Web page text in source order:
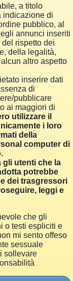
a titolo
indicazione di
pubblico, al
annunci inseriti
rispetto dei
della legalità,
altro aspetto
inserire dati
di
pubblicare
ai maggiori di
utilizzare il
i loro
della
computer di
gli utenti che la
potrebbe
dei trasgressori
leggi e
che gli
o testi espliciti e
mi sento offeso
sessuale
sollevare